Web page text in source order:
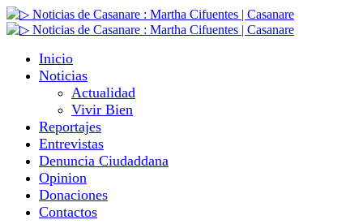
Inicio
Noticias
Actualidad
Vivir Bien
Reportajes
Entrevistas
Denuncia Ciudaddana
Opinion
Donaciones
Contactos